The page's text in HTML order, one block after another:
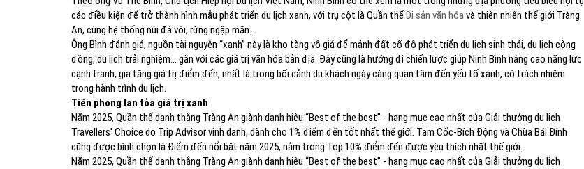
các điều kiện để trở thành hình mẫu phát triển du lịch xanh, với trụ cột là Quần thểDi sản văn hóavà thiên nhiên thế giới Tràng
An, cùng hệ thống núi đá vôi, rừng ngập mặn...
Ông Bình đánh giá, nguồn tài nguyên “xanh” này là kho tàng vô giá để mảnh đất cố đô phát triển du lịch sinh thái, du lịch cộng
đồng, du lịch trải nghiệm... gắn với các giá trị văn hóa bản địa. Đây cũng là hướng đi chiến lược giúp Ninh Bình nâng cao năng lực
cạnh tranh, gia tăng giá trị điểm đến, nhất là trong bối cảnh du khách ngày càng quan tâm đến yếu tố xanh, có trách nhiệm
trong hành trình du lịch.
Tiên phong lan tỏa giá trị xanh
Năm 2025, Quần thể danh thắng Tràng An giành danh hiệu “Best of the best” - hạng mục cao nhất của Giải thưởng du lịch
Travellers' Choice do Trip Advisor vinh danh, dành cho 1% điểm đến tốt nhất thế giới. Tam Cốc-Bích Động và Chùa Bái Đính
cũng được bình chọn là Điểm đến nổi bật năm 2025, nằm trong Top 10% điểm đến được yêu thích nhất thế giới.
Năm 2025, Quần thể danh thắng Tràng An giành danh hiệu “Best of the best” - hạng mục cao nhất của Giải thưởng du lịch